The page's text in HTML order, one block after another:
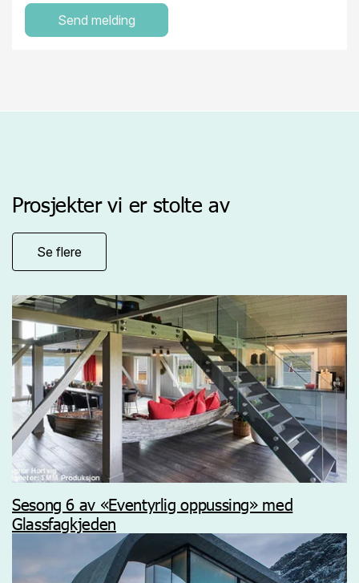
Prosjekter vi er stolte av
Se flere
Sesong 6 av «Eventyrlig oppussing» med
Glassfagkjeden